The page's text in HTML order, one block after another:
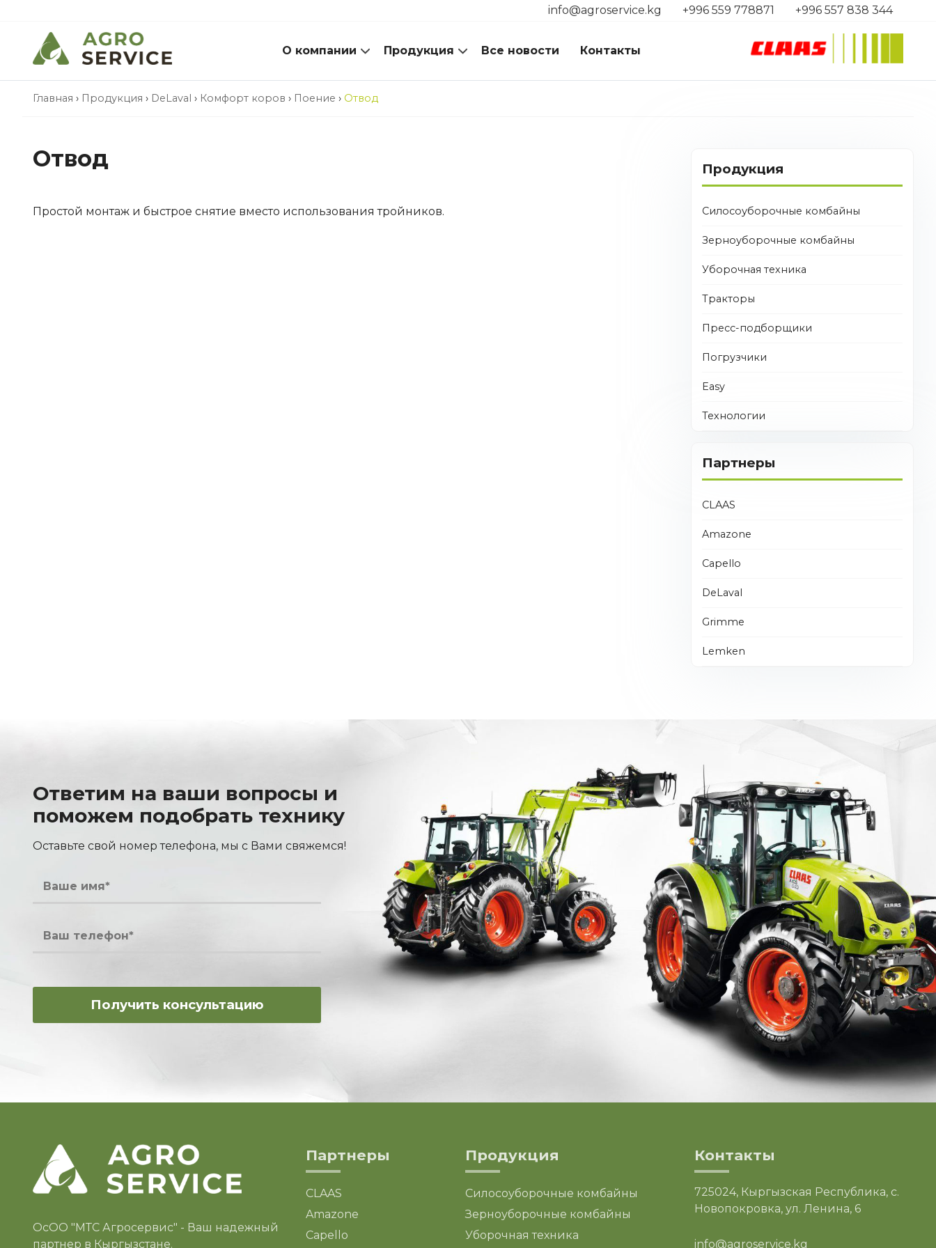
info@agroservice.kg +996 559 778871 +996 557 838 344
О компании Продукция Все новости Контакты
Главная › Продукция › DeLaval › Комфорт коров › Поение › Отвод
Отвод
Простой монтаж и быстрое снятие вместо использования тройников.
Продукция
Силосоуборочные комбайны
Зерноуборочные комбайны
Уборочная техника
Тракторы
Пресс-подборщики
Погрузчики
Easy
Технологии
Партнеры
CLAAS
Amazone
Capello
DeLaval
Grimme
Lemken
Ответим на ваши вопросы и
поможем подобрать технику
Оставьте свой номер телефона, мы с Вами свяжемся!
ОсОО "МТС Агросервис" - Ваш надежный
партнер в Кыргызстане.
Партнеры
CLAAS
Amazone
Capello
Продукция
Силосоуборочные комбайны
Зерноуборочные комбайны
Уборочная техника
Контакты
725024, Кыргызская Республика, с.
Новопокровка, ул. Ленина, 6
info@agroservice.kg